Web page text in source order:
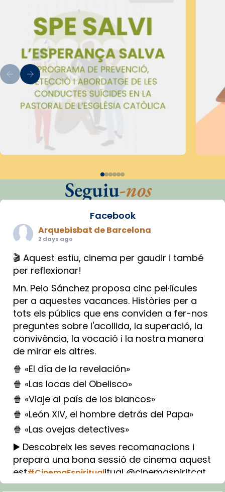
Seguiu-nos
Facebook
Arquebisbat de Barcelona
2 days ago
🎬 Aquest estiu, cinema per gaudir i també
per reflexionar!
Mn. Peio Sánchez proposa cinc pel·lícules
per a aquestes vacances. Històries per a
tots els públics que ens conviden a fer-nos
preguntes sobre l'acollida, la superació, la
convivència, la vocació i la nostra manera
de mirar els altres.
🍿 «El día de la revelación»
🍿 «Las locas del Obelisco»
🍿 «Viaje al país de los blancos»
🍿 «León XIV, el hombre detrás del Papa»
🍿 «Las ovejas detectives»
▶️ Descobreix les seves recomanacions i
prepara una bona sessió de cinema aquest
est#CinemaEspiritualitual @cinemaspiritcat